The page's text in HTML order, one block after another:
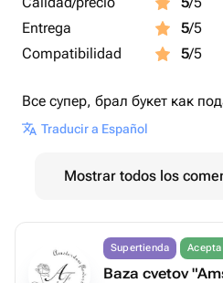
Entrega
5/5
Compatibilidad
5/5
Все супер, брал букет как
Traducir a Español
Mostrar todos los
Supertienda
Baza cvetov